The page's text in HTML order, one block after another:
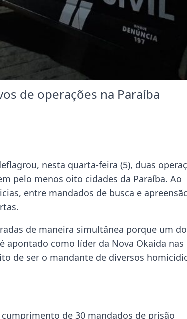
de operações na Paraíba
nesta quarta-feira (5), duas
pelo menos oito cidades da Paraíba. Ao
entre mandados de busca e
de maneira simultânea porque um
apontado como líder da Nova Okaida nas
de ser o mandante de diversos
de 30 mandados de prisão